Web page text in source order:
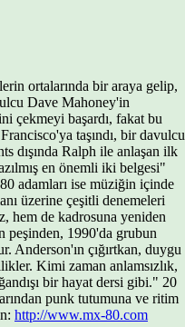
ortalarında bir araya gelip,
Dave Mahoney'in
çekmeyi başardı, fakat bu
taşındı, bir davulcu
dışında Ralph ile anlaşan ilk
en önemli iki belgesi"
adamları ise müziğin içinde
üzerine çeşitli denemeleri
hem de kadrosuna yeniden
peşinden, 1990'da grubun
Anderson'ın çığırtkan, duygu
Kimi zaman anlamsızlık,
bir hayat dersi gibi." 20
punk tutumuna ve ritim
http://www.mx-80.com